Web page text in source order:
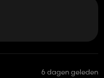
6 dagen geleden